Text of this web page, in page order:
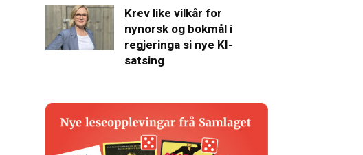
Krev like vilkår for
nynorsk og bokmål i
regjeringa si nye KI-
satsing